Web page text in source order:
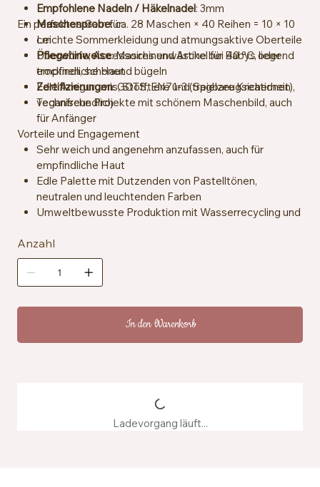
Empfohlene Nadeln / Häkelnadel: 3mm
Maschenprobe: ca. 28 Maschen × 40 Reihen = 10 × 10
cm
Pflegehinweise: Maschinenwäsche bei 40 °C, liegend
trocknen, schonend bügeln
Zertifizierungen: GOTS, EN71-3 (Spielzeugsicherheit),
veganfreundlich
Ein perfektes Garn für:
Leichte Sommerkleidung und atmungsaktive Oberteile
Überwürfe, Accessoires und Artikel für Babys oder
empfindliche Haut
Edle Amigurumis, Stofftiere und tragbare Kreationen
Technische Projekte mit schönem Maschenbild, auch
für Anfänger
Vorteile und Engagement
Sehr weich und angenehm anzufassen, auch für
empfindliche Haut
Edle Palette mit Dutzenden von Pastelltönen,
neutralen und leuchtenden Farben
Umweltbewusste Produktion mit Wasserrecycling und
Hervorragende Waschbeständigkeit und Farbstabilität
Anzahl
In den Warenkorb
Ladevorgang läuft...